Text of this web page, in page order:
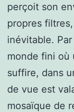
perçoit son
propres
inévitable.
monde fini où
suffire, dans
de vue est
mosaïque de